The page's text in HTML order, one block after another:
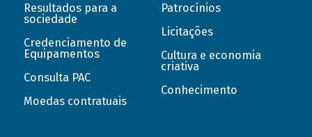
Resultados para a
sociedade
Credenciamento de
Equipamentos
Consulta PAC
Moedas contratuais
Patrocínios
Licitações
Cultura e economia
criativa
Conhecimento